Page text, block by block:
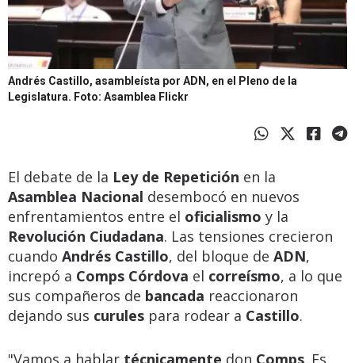
Andrés Castillo, asambleísta por ADN, en el Pleno de la
Legislatura. Foto: Asamblea Flickr
El debate de la Ley de Repetición en la
Asamblea Nacional desembocó en nuevos
enfrentamientos entre el oficialismo y la
Revolución Ciudadana. Las tensiones crecieron
cuando Andrés Castillo, del bloque de ADN,
increpó a Comps Córdova el correísmo, a lo que
sus compañeros de bancada reaccionaron
dejando sus curules para rodear a Castillo.
"Vamos a hablar técnicamente don Comps. Es